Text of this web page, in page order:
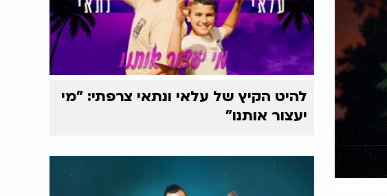
להיט הקיץ של עלאי ונתאי צרפתי: "מי
יעצור אותנו"